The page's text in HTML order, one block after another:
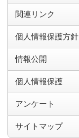
関連リンク
個人情報保護方針
情報公開
個人情報保護
アンケート
サイトマップ